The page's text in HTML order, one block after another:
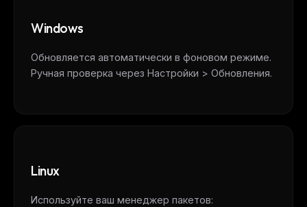
Windows
Обновляется автоматически в фоновом режиме.
Ручная проверка через Настройки > Обновления.
Linux
Используйте ваш менеджер пакетов:
The weekly digest forAI builders